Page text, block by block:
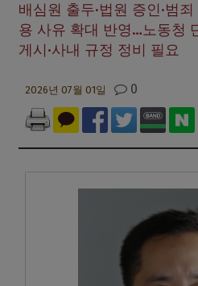
배심원 출두·법원 증인·범
용 사유 확대 반영…노동청
게시·사내 규정 정비 필요
2026년 07월 01일 0